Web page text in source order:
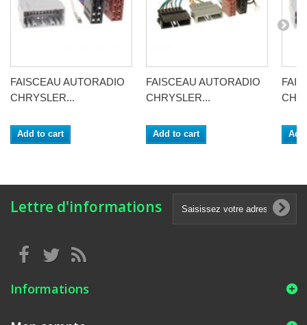
FAISCEAU AUTORADIO
CHRYSLER...
Add to cart
FAISCEAU AUTORADIO
CHRYSLER...
Add to cart
Lettre d'informations
Informations